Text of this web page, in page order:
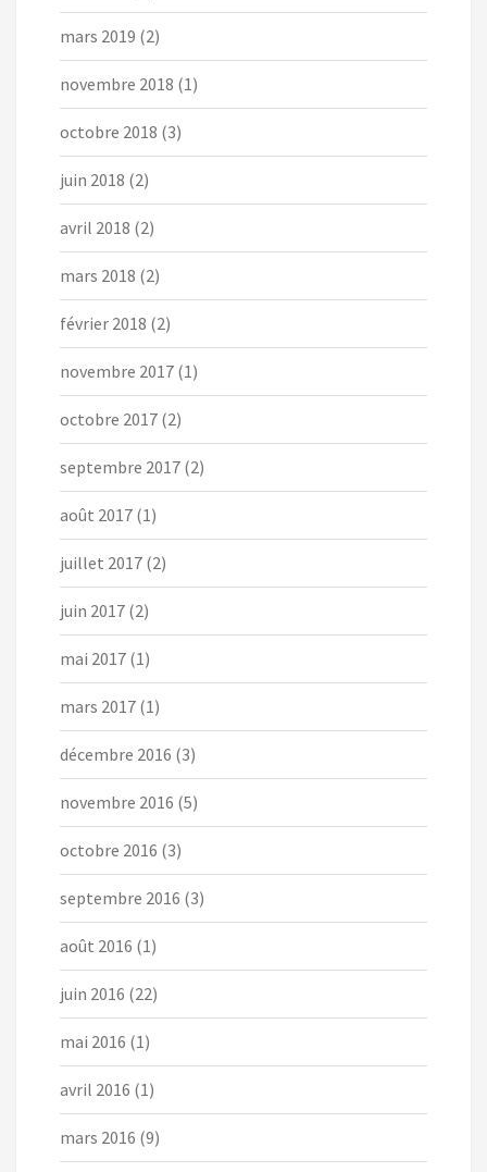
mars 2019 (2)
novembre 2018 (1)
octobre 2018 (3)
juin 2018 (2)
avril 2018 (2)
mars 2018 (2)
février 2018 (2)
novembre 2017 (1)
octobre 2017 (2)
septembre 2017 (2)
août 2017 (1)
juillet 2017 (2)
juin 2017 (2)
mai 2017 (1)
mars 2017 (1)
décembre 2016 (3)
novembre 2016 (5)
octobre 2016 (3)
septembre 2016 (3)
août 2016 (1)
juin 2016 (22)
mai 2016 (1)
avril 2016 (1)
mars 2016 (9)